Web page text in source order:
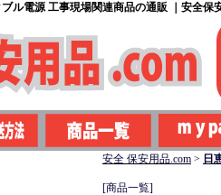
ル電源 工事現場関連商品の通販 ｜安全保
安全 保安用品.com > 日
[商品一覧]